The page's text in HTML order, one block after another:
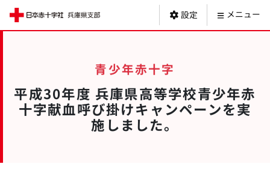
日本赤十字社
設定 メニュー
青少年赤十字
平成30年度 兵庫県高等学校青少年赤
十字献血呼び掛けキャンペーンを実
施しました。